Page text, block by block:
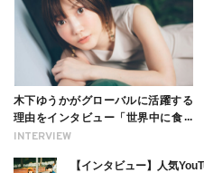
INTERVIEW
木下ゆうかがグローバルに活躍する
理由をインタビュー「世界中に食べ
る幸せを伝えたい」新事務所加入に
【インタビュー】人気